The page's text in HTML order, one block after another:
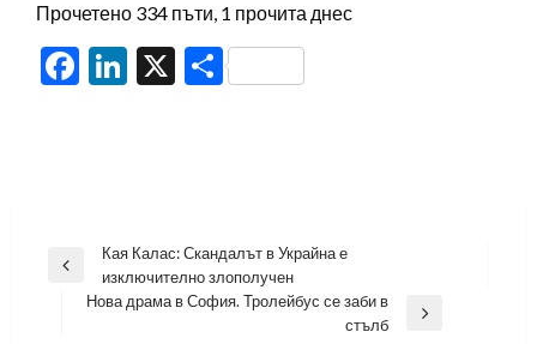
Прочетено 334 пъти, 1 прочита днес
Facebook
LinkedIn
X Share
Навигация
Previous
Кая Калас: Скандалът в Украйна е
изключително злополучен
Нова драма в София. Тролейбус се заби в
стълб